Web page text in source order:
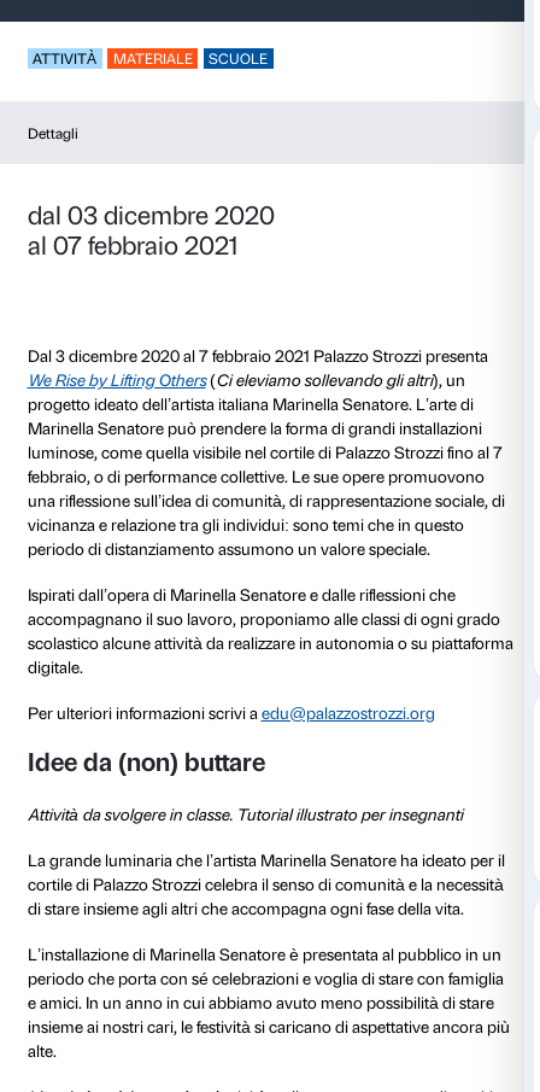
Idee da (non)
ATTIVITÀ MATERIALE
Dettagli
dal 03 dicembre 2020
al 07 febbraio 2021
Dal 3 dicembre 2020 al 7 febbraio 2021 Palazzo
progetto ideato dell’artista italiana Marinella
Marinella Senatore può prendere la forma di grandi
luminose, come quella visibile nel cortile di Palazzo
febbraio, o di performance collettive. Le sue opere
una riflessione sull’idea di comunità, di
vicinanza e relazione tra gli individui: sono temi che
periodo di distanziamento assumono un valore
Ispirati dall’opera di Marinella Senatore e dalle
accompagnano il suo lavoro, proponiamo alle
scolastico alcune attività da realizzare in autonomia